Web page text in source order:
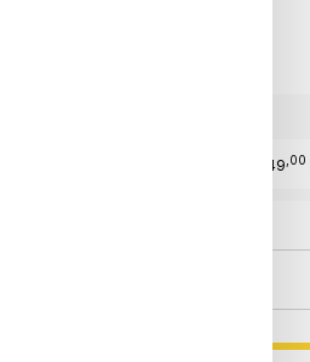
:1249 ,00